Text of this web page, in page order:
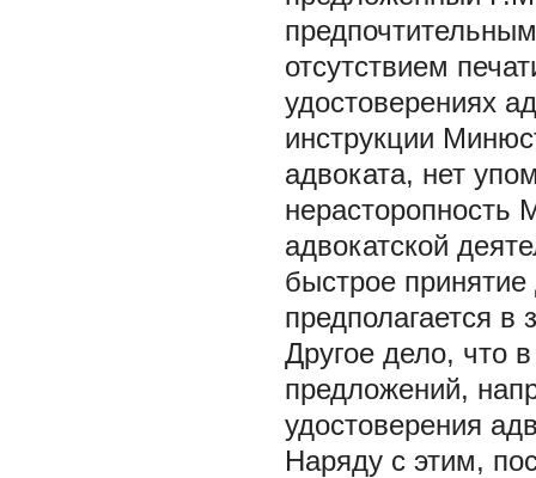
отсутствием
удостоверениях
инструкции
адвоката, нет
адвокатской
быстрое принятие
предполагается
Другое дело, что
предложений,
удостоверения
Наряду с этим,